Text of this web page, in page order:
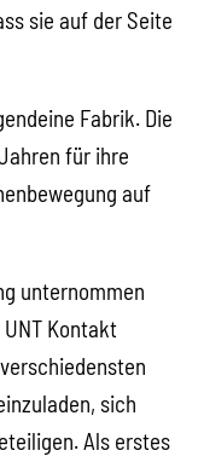
sie auf der Seite
Fabrik. Die
für ihre
auf
unternommen
Kontakt
sich
Als erstes